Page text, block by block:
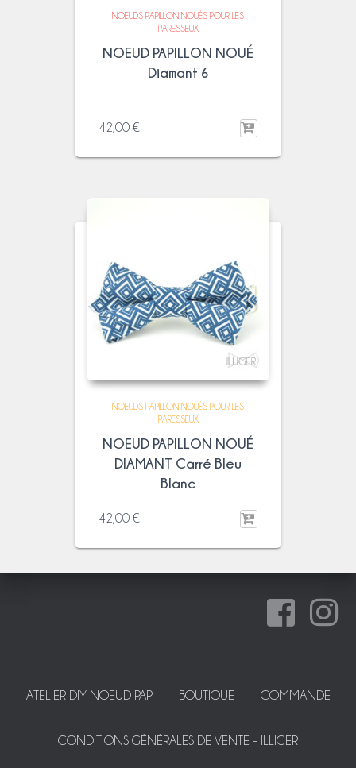
NOEUDS PAPILLON NOUÉS POUR LES
PARESSEUX
NOEUD PAPILLON NOUÉ
Diamant 6
42,00€
NOEUDS PAPILLON NOUÉS POUR LES
PARESSEUX
NOEUD PAPILLON NOUÉ
DIAMANT Carré Bleu
Blanc
42,00€
ATELIER DIY NOEUD PAP BOUTIQUE COMMANDE
CONDITIONS GÉNÉRALES DE VENTE – ILLIGER